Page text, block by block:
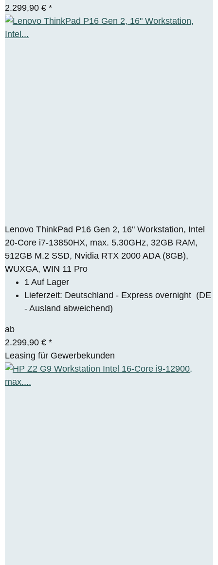
2.299,90 € *
Lenovo ThinkPad P16 Gen 2, 16" Workstation, Intel
20-Core i7-13850HX, max. 5.30GHz, 32GB RAM,
512GB M.2 SSD, Nvidia RTX 2000 ADA (8GB),
WUXGA, WIN 11 Pro
1 Auf Lager
Lieferzeit: Deutschland - Express overnight (DE
- Ausland abweichend)
ab
2.299,90 € *
Leasing für Gewerbekunden